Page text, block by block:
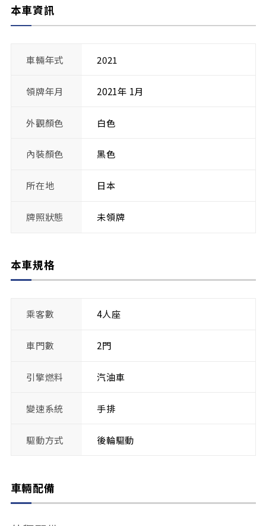
本車資訊
車輛年式 2021
領牌年月 2021年 1月
外觀顏色 白色
內裝顏色 黑色
所在地 日本
牌照狀態 未領牌
本車規格
乘客數 4人座
車門數 2門
引擎燃料 汽油車
變速系統 手排
驅動方式 後輪驅動
車輛配備